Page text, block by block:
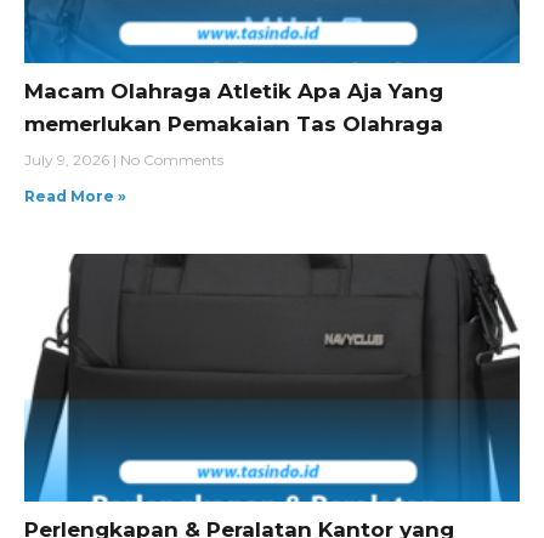
Macam Olahraga Atletik Apa Aja Yang
memerlukan Pemakaian Tas Olahraga
July 9, 2026
No Comments
Read More »
Perlengkapan & Peralatan Kantor yang